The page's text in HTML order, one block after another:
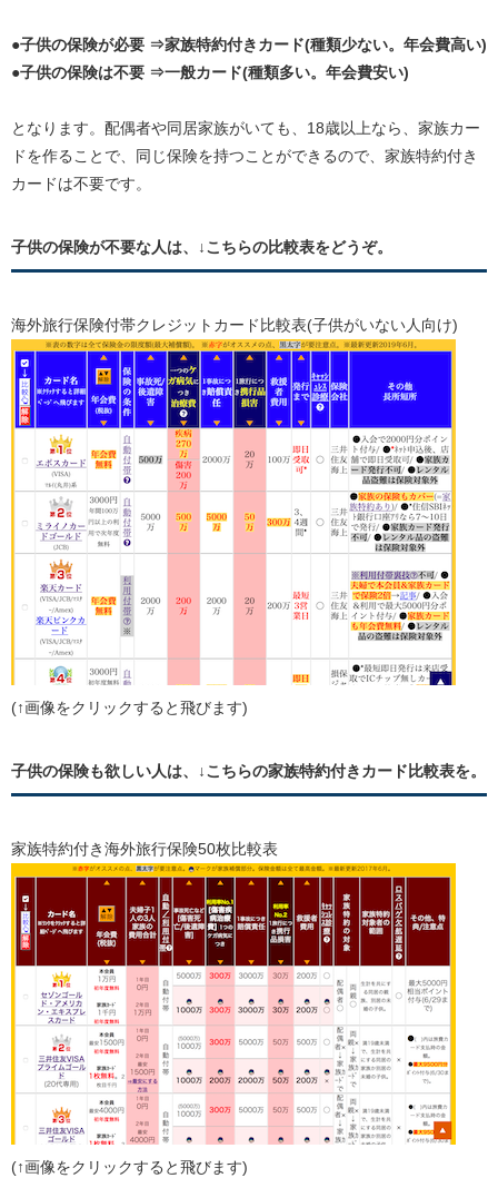
●子供の保険が必要 ⇒家族特約付きカード(種類少ない。年会費高い)
●子供の保険は不要 ⇒一般カード(種類多い。年会費安い)
となります。配偶者や同居家族がいても、18歳以上なら、家族カー
ドを作ることで、同じ保険を持つことができるので、家族特約付き
カードは不要です。
子供の保険が不要な人は、↓こちらの比較表をどうぞ。
海外旅行保険付帯クレジットカード比較表(子供がいない人向け)
(↑画像をクリックすると飛びます)
子供の保険も欲しい人は、↓こちらの家族特約付きカード比較表を。
家族特約付き海外旅行保険50枚比較表
(↑画像をクリックすると飛びます)